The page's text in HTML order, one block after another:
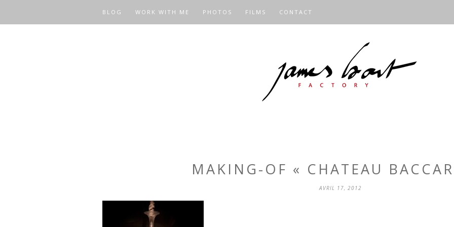
BLOG WORK WITH ME PHOTOS FILMS CONTACT
MAKING-OF « CHATEAU
AVRIL 17, 2012